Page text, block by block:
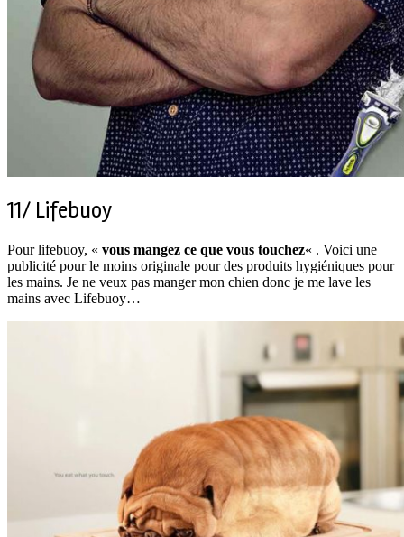
11/ Lifebuoy
Pour lifebuoy, « vous mangez ce que vous touchez« . Voici une
publicité pour le moins originale pour des produits hygiéniques pour
les mains. Je ne veux pas manger mon chien donc je me lave les
mains avec Lifebuoy…